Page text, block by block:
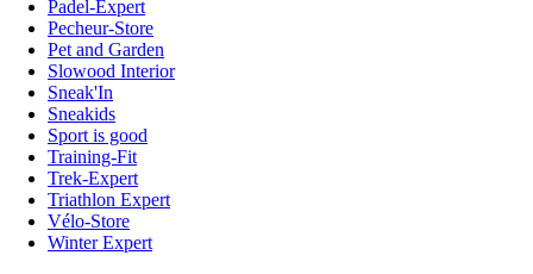
Padel-Expert
Pecheur-Store
Pet and Garden
Slowood Interior
Sneak'In
Sneakids
Sport is good
Training-Fit
Trek-Expert
Triathlon Expert
Vélo-Store
Winter Expert